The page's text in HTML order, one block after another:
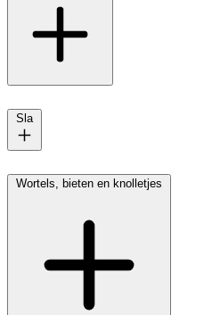
Sla
Wortels, bieten en knolletjes